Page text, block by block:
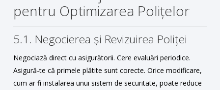
pentru Optimizarea Polițelor
5.1. Negocierea și Revizuirea Poliței
Negociază direct cu asigurătorii. Cere evaluări periodice.
Asigură-te că primele plătite sunt corecte. Orice modificare,
cum ar fi instalarea unui sistem de securitate, poate reduce